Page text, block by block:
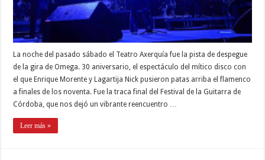
La noche del pasado sábado el Teatro Axerquía fue la pista de despegue
de la gira de Omega. 30 aniversario, el espectáculo del mítico disco con
el que Enrique Morente y Lagartija Nick pusieron patas arriba el flamenco
a finales de los noventa. Fue la traca final del Festival de la Guitarra de
Córdoba, que nos dejó un vibrante reencuentro …
Leer más »